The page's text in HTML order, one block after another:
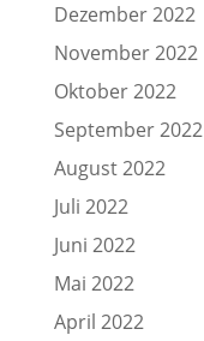
Dezember 2022
November 2022
Oktober 2022
September 2022
August 2022
Juli 2022
Juni 2022
Mai 2022
April 2022